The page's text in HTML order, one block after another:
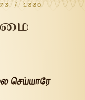
/ 1330
செய்யாரே